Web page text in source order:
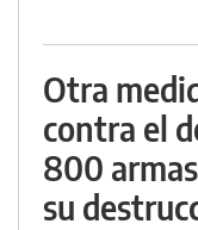
Otra
contra el
800
su